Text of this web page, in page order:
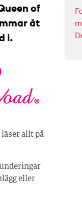
of
åt
i.
allt på
eller